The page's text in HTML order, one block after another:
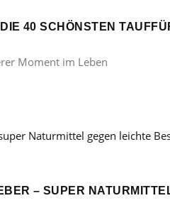
40 SCHÖNSTEN
Moment im Leben
– SUPER